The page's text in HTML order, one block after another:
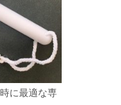
に最適な専